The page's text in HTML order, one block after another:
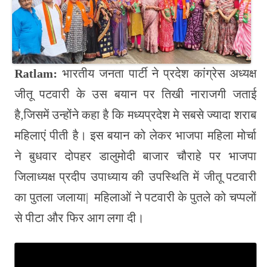
Ratlam: भारतीय जनता पार्टी ने प्रदेश कांग्रेस अध्यक्ष
जीतू पटवारी के उस बयान पर तिखी नाराजगी जताई
है,जिसमें उन्होंने कहा है कि मध्यप्रदेश मे सबसे ज्यादा शराब
महिलाएं पीती है। इस बयान को लेकर भाजपा महिला मोर्चा
ने बुधवार दोपहर डालुमोदी बाजार चौराहे पर भाजपा
जिलाध्यक्ष प्रदीप उपाध्याय की उपस्थिति में जीतू पटवारी
का पुतला जलाया| महिलाओं ने पटवारी के पुतले को चप्पलों
से पीटा और फिर आग लगा दी।